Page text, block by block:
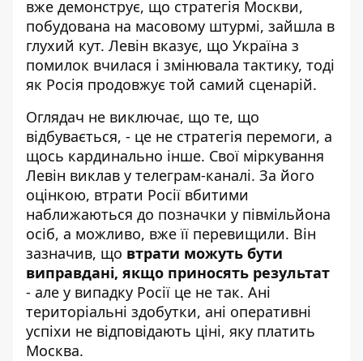
вже демонструє, що стратегія Москви,
побудована на масовому штурмі, зайшла в
глухий кут. Левін вказує, що Україна з
помилок вчилася і змінювала тактику, тоді
як Росія продовжує той самий сценарій.
Оглядач не виключає, що те, що
відбувається, - це не стратегія перемоги, а
щось кардинально інше. Свої міркування
Левін виклав у телеграм-каналі. За його
оцінкою, втрати Росії вбитими
наближаються до позначки у півмільйона
осіб, а можливо, вже її перевищили. Він
зазначив, що втрати можуть бути
виправдані, якщо приносять результат
- але у випадку Росії це не так. Ані
територіальні здобутки, ані оперативні
успіхи не відповідають ціні, яку платить
Москва.